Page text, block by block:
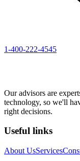
1-400-222-4545
Our advisors are
technology, so we'll
right decisions.
Useful links
About UsServices